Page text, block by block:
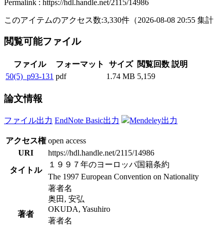
Permalink : https://hdl.handle.net/2115/14986
このアイテムのアクセス数:3,330件 （2026-08-08 20:55 集計
閲覧可能ファイル
ファイル フォーマット サイズ 閲覧回数 説明
50(5)_p93-131 pdf 1.74 MB 5,159
論文情報
ファイル出力 EndNote Basic出力 Mendeley出力
アクセス権 open access
URI
https://hdl.handle.net/2115/14986
タイトル
１９９７年のヨーロッパ国籍条約
The 1997 European Convention on Nationality
著者
著者名
奥田, 安弘
OKUDA, Yasuhiro
著者名